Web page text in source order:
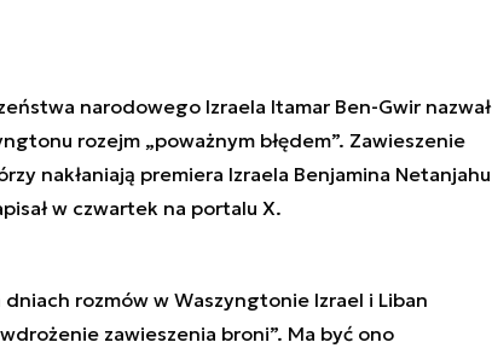
narodowego Izraela Itamar Ben-Gwir nazwał
rozejm „poważnym błędem”. Zawieszenie
nakłaniają premiera Izraela Benjamina Netanjahu
w czwartek na portalu X.
rozmów w Waszyngtonie Izrael i Liban
zawieszenia broni”. Ma być ono